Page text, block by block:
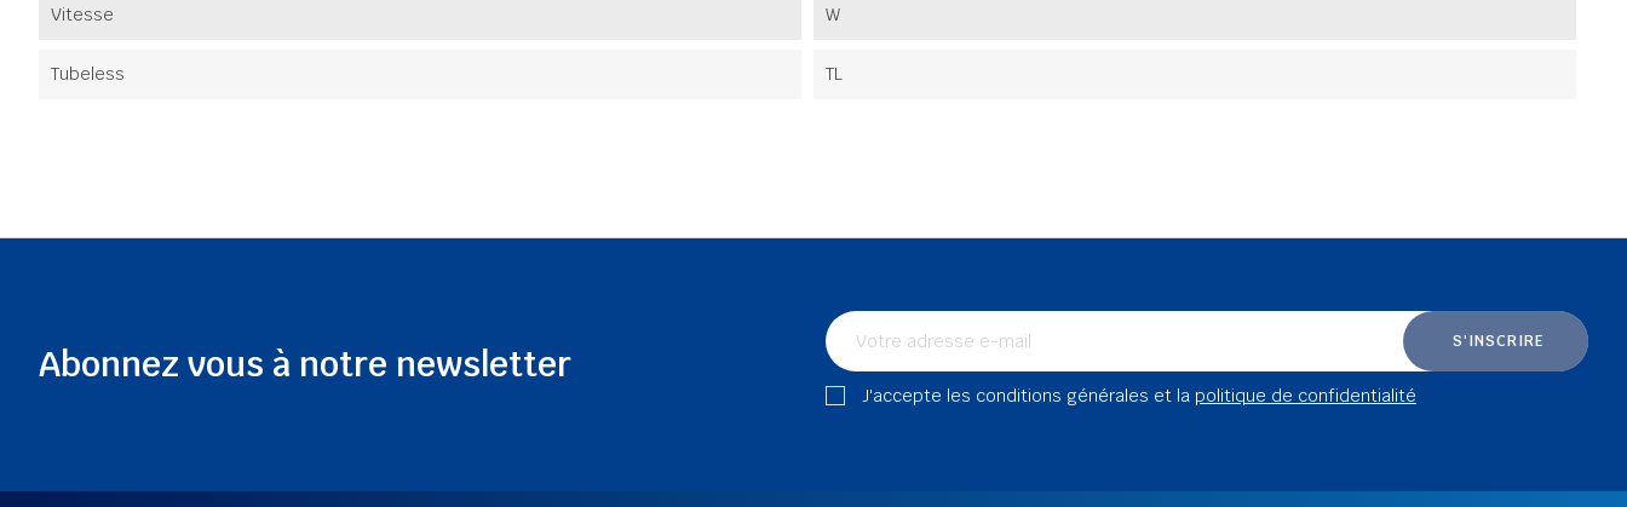
Vitesse W
Tubeless TL
Abonnez vous à notre newsletter
S'INSCRIRE
J'accepte les conditions générales et la politique de confidentialité